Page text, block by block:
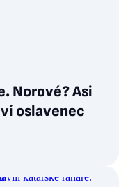
Norové? Asi
oslavenec